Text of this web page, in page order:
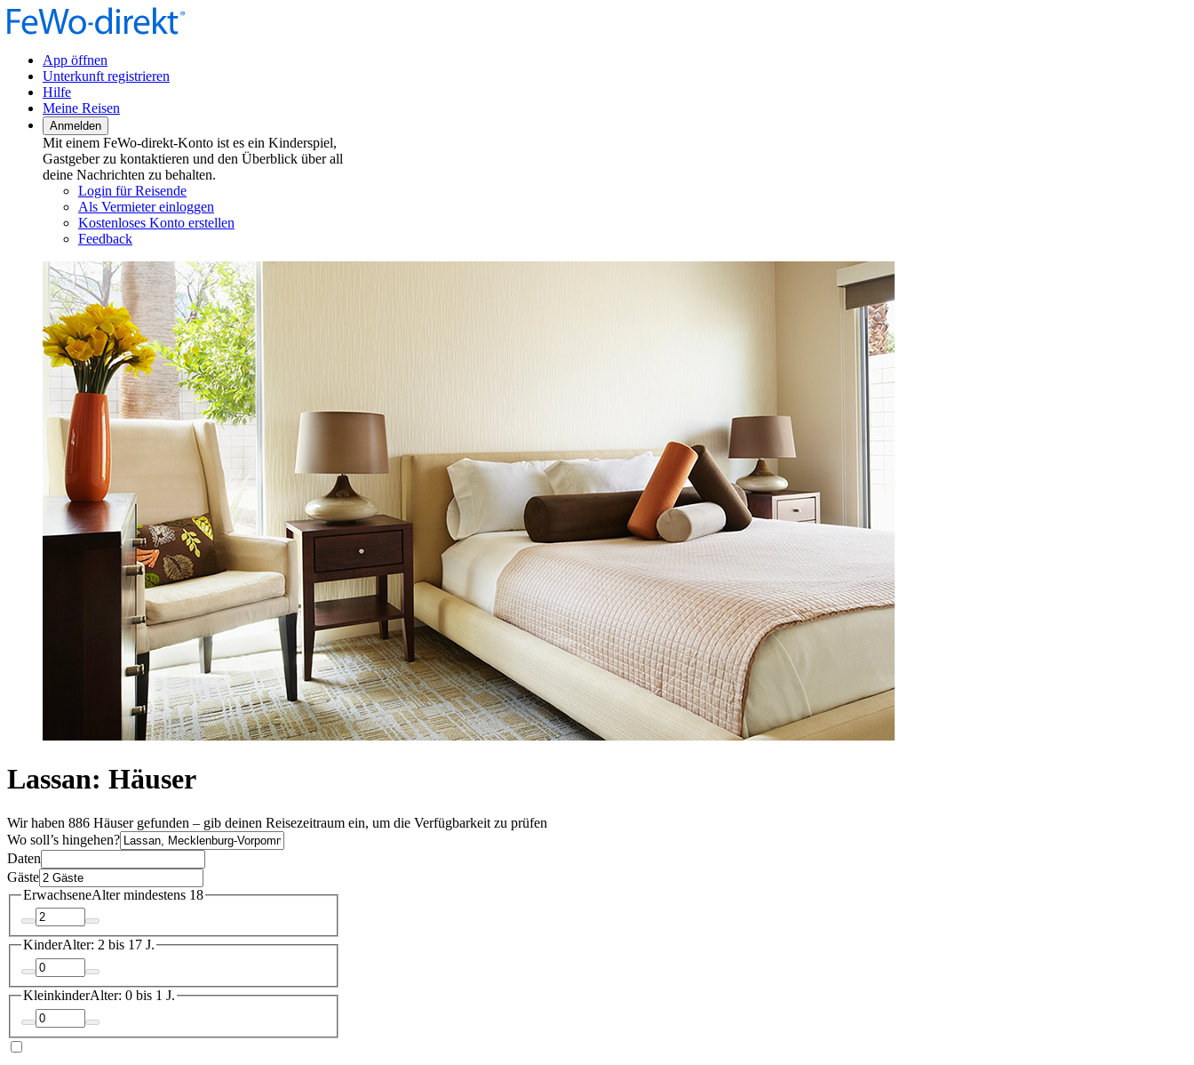
App öffnen
Unterkunft registrieren
Hilfe
Meine Reisen
Anmelden
Mit einem FeWo-direkt-Konto ist es ein Kinderspiel,
Gastgeber zu kontaktieren und den Überblick über all
deine Nachrichten zu behalten.
Login für Reisende
Als Vermieter einloggen
Kostenloses Konto erstellen
Feedback
Lassan: Häuser
Wir haben 886 Häuser gefunden – gib deinen Reisezeitraum ein, um die Verfügbarkeit zu prüfen
Wo soll’s hingehen?
Daten
Gäste
ErwachseneAlter mindestens 18
KinderAlter: 2 bis 17 J.
KleinkinderAlter: 0 bis 1 J.